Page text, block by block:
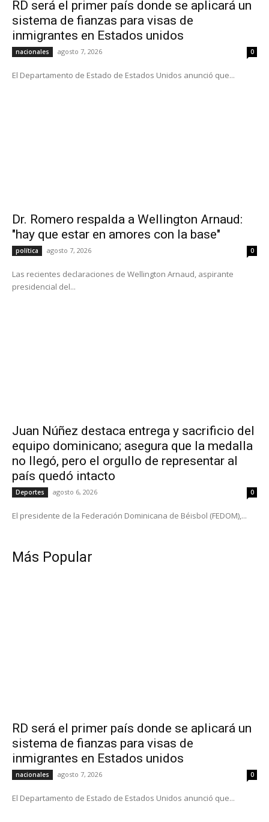
RD será el primer país donde se aplicará un
sistema de fianzas para visas de
inmigrantes en Estados unidos
nacionales agosto 7, 2026 0
El Departamento de Estado de Estados Unidos anunció que...
Dr. Romero respalda a Wellington Arnaud:
"hay que estar en amores con la base"
política agosto 7, 2026 0
Las recientes declaraciones de Wellington Arnaud, aspirante
presidencial del...
Juan Núñez destaca entrega y sacrificio del
equipo dominicano; asegura que la medalla
no llegó, pero el orgullo de representar al
país quedó intacto
Deportes agosto 6, 2026 0
El presidente de la Federación Dominicana de Béisbol (FEDOM),...
Más Popular
RD será el primer país donde se aplicará un
sistema de fianzas para visas de
inmigrantes en Estados unidos
nacionales agosto 7, 2026 0
El Departamento de Estado de Estados Unidos anunció que...